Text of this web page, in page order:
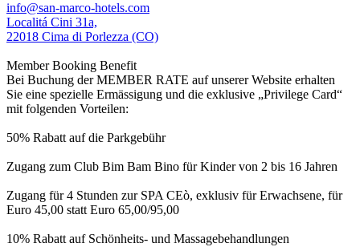
info@san-marco-hotels.com
Localitá Cini 31a,
22018 Cima di Porlezza (CO)
Member Booking Benefit
Bei Buchung der MEMBER RATE auf unserer Website erhalten
Sie eine spezielle Ermässigung und die exklusive „Privilege Card“
mit folgenden Vorteilen:
50% Rabatt auf die Parkgebühr
Zugang zum Club Bim Bam Bino für Kinder von 2 bis 16 Jahren
Zugang für 4 Stunden zur SPA CEò, exklusiv für Erwachsene, für
Euro 45,00 statt Euro 65,00/95,00
10% Rabatt auf Schönheits- und Massagebehandlungen